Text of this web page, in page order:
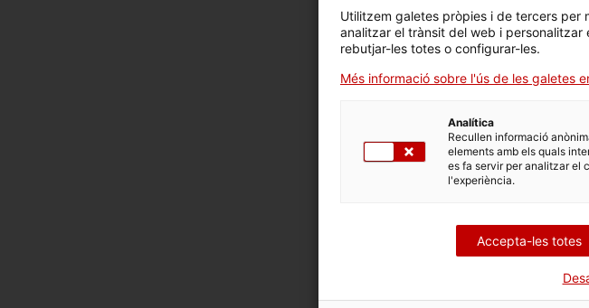
Utilitzem galetes pròpies i de tercers per
analitzar el trànsit del web i
rebutjar-les totes o configurar-les.
Més informació sobre l'ús de les galetes
Analítica
Recullen informació
elements amb els quals
es fa servir per analitzar el
l'experiència.
Accepta-les totes